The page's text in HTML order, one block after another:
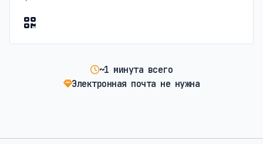
~1 минута всего
Электронная почта не нужна